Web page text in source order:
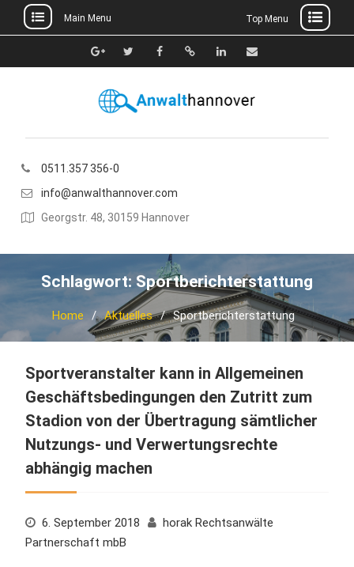
to
Main Menu Top Menu
Google+TwitterFacebook
Xing Linkedin
E-
0511.357 356-0
info@anwalthannover.com
Georgstr. 48, 30159 Hannover
Schlagwort: Sportberichterstattung
Home Aktuelles Sportberichterstattung
Sportveranstalter kann in Allgemeinen
Geschäftsbedingungen den Zutritt zum
Stadion von der Übertragung sämtlicher
Nutzungs- und Verwertungsrechte
abhängig machen
6. September 2018
horak Rechtsanwälte
Partnerschaft mbB